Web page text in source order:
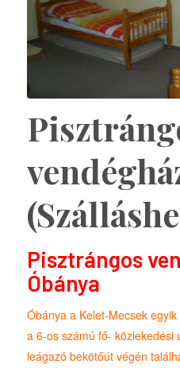
Pisztrángos
Óbánya
Óbánya a Kelet-Mecsek
a 6-os számú fő- közlekedési
leágazó bekötőút végén